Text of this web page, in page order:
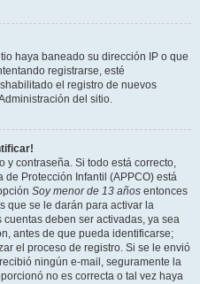
haya baneado su dirección IP o que
registrarse, esté
el registro de nuevos
del sitio.
y contraseña. Si todo está correcto,
Protección Infantil (APPCO) está
Soy menor de 13 años entonces
que se le darán para activar la
deben ser activadas, ya sea
antes de que pueda identificarse;
el proceso de registro. Si se le envió
ningún e-mail, seguramente la
no es correcta o tal vez haya